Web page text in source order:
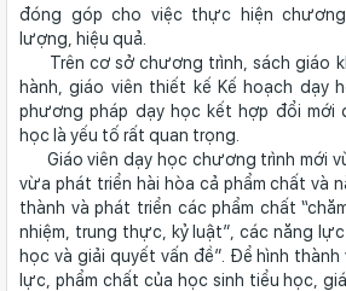
đóng góp cho việc thực hiện
lượng, hiệu quả.
Trên cơ sở chương trình, sách giáo
hành, giáo viên thiết kế Kế hoạch dạy
phương pháp dạy học kết hợp đổi mới
học là yếu tố rất quan trọng.
Giáo viên dạy học chương trình mới
vừa phát triển hài hòa cả phẩm chất và
thành và phát triển các phẩm chất
nhiệm, trung thực, kỷ luật”, các năng
học và giải quyết vấn đề”. Để hình
lực, phẩm chất của học sinh tiểu học,